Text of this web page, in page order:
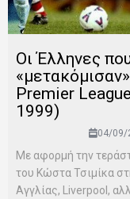
Οι Έλληνες
Premier
1999)
04/09/
Με αφορμή την
του Κώστα Τσιμίκα
Αγγλίας, Liverpool,